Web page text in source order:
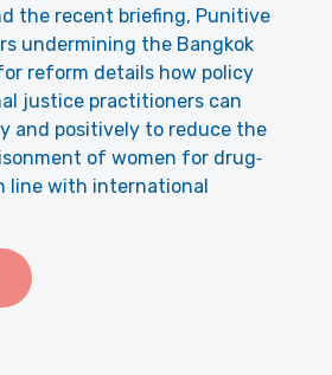
the recent briefing, Punitive
undermining the Bangkok
reform details how policy
justice practitioners can
and positively to reduce the
of women for drug‐
line with international